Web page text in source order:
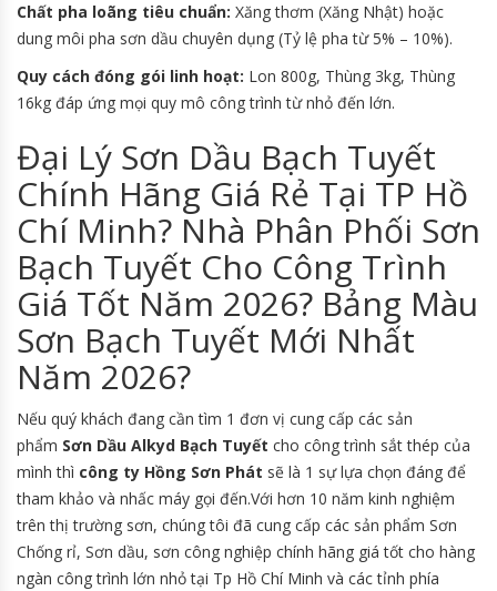
Chất pha loãng tiêu chuẩn: Xăng thơm (Xăng Nhật) hoặc
dung môi pha sơn dầu chuyên dụng (Tỷ lệ pha từ 5% – 10%).
Quy cách đóng gói linh hoạt: Lon 800g, Thùng 3kg, Thùng
16kg đáp ứng mọi quy mô công trình từ nhỏ đến lớn.
Đại Lý Sơn Dầu Bạch Tuyết
Chính Hãng Giá Rẻ Tại TP Hồ
Chí Minh? Nhà Phân Phối Sơn
Bạch Tuyết Cho Công Trình
Giá Tốt Năm 2026? Bảng Màu
Sơn Bạch Tuyết Mới Nhất
Năm 2026?
Nếu quý khách đang cần tìm 1 đơn vị cung cấp các sản
phẩm Sơn Dầu Alkyd Bạch Tuyết cho công trình sắt thép của
mình thì công ty Hồng Sơn Phát sẽ là 1 sự lựa chọn đáng để
tham khảo và nhấc máy gọi đến.Với hơn 10 năm kinh nghiệm
trên thị trường sơn, chúng tôi đã cung cấp các sản phẩm Sơn
Chống rỉ, Sơn dầu, sơn công nghiệp chính hãng giá tốt cho hàng
ngàn công trình lớn nhỏ tại Tp Hồ Chí Minh và các tỉnh phía